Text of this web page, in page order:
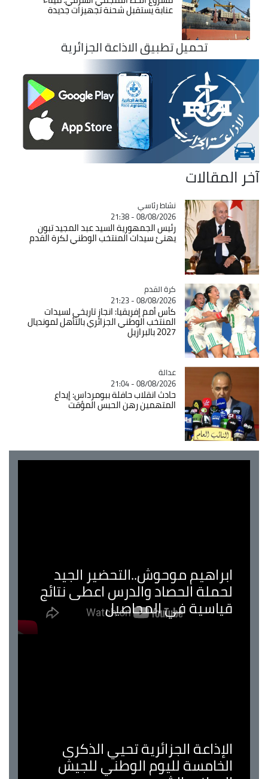
عنابة يستقبل شحنة تجهيزات جديدة
تحميل تطبيق الاذاعة الجزائرية
آخر المقالات
Catégorie
نشاط رئاسي
08/08/2026 - 21:38
رئيس الجمهورية السيد عبد المجيد تبون
يهنئ سيدات المنتخب الوطني لكرة القدم
Catégorie
كرة القدم
08/08/2026 - 21:23
كأس أمم إفريقيا: انجاز تاريخي لسيدات
المنتخب الوطني الجزائري بالتأهل لمونديال
2027 بالبرازيل
Catégorie
عدالة
08/08/2026 - 21:04
حادث انقلاب حافلة ببومرداس: إيداع
المتهمين رهن الحبس المؤقت
ابراهيم موحوش..التحضير الجيد
لحملة الحصاد والدرس اعطى نتائج
قياسية في المحاصيل
الإذاعة الجزائرية تحيي الذكرى
الخامسة لليوم الوطني للجيش